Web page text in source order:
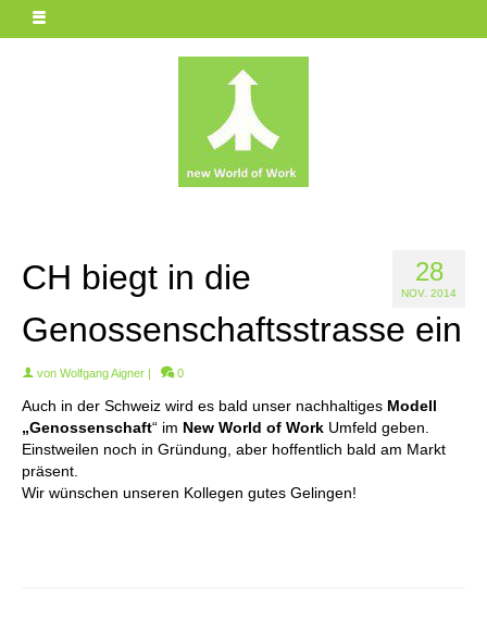
28
NOV. 2014
CH biegt in die
Genossenschaftsstrasse ein
von Wolfgang Aigner | 0
Auch in der Schweiz wird es bald unser nachhaltiges Modell
„Genossenschaft“ im New World of Work Umfeld geben.
Einstweilen noch in Gründung, aber hoffentlich bald am Markt
präsent.
Wir wünschen unseren Kollegen gutes Gelingen!